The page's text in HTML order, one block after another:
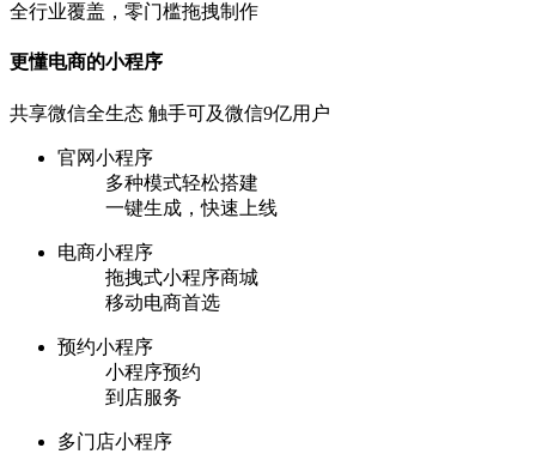
全行业覆盖，零门槛拖拽制作
更懂电商的小程序
共享微信全生态 触手可及微信9亿用户
官网小程序
多种模式轻松搭建
一键生成，快速上线
电商小程序
拖拽式小程序商城
移动电商首选
预约小程序
小程序预约
到店服务
多门店小程序